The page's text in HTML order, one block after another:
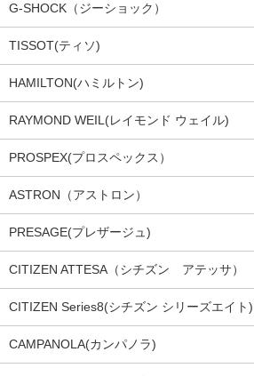
G-SHOCK（ジーショック）
TISSOT(ティソ)
HAMILTON(ハミルトン)
RAYMOND WEIL(レイモンド ウェイル)
PROSPEX(プロスペックス）
ASTRON（アストロン）
PRESAGE(プレザージュ)
CITIZEN ATTESA（シチズン アテッサ）
CITIZEN Series8(シチズン シリーズエイト)
CAMPANOLA(カンパノラ)